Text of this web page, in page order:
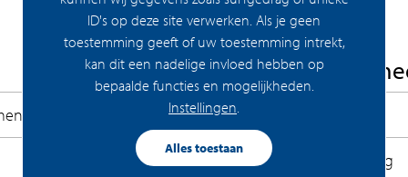
die alles uit het leven willen halen. In de
en alle voorzieningen voor je
de pont ben je in tien minuten in het
Woning
Permanente bewoning
ID's op deze site verwerken. Als je geen
toestemming geeft of uw toestemming intrekt,
kan dit een nadelige invloed hebben op
bepaalde functies en mogelijkheden.
Instellingen
Alles toestaan